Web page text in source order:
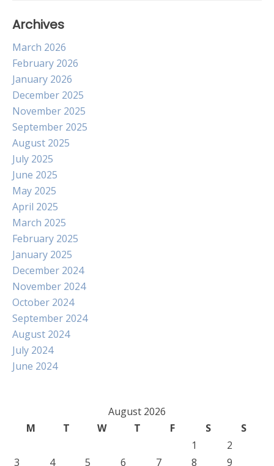
Archives
March 2026
February 2026
January 2026
December 2025
November 2025
September 2025
August 2025
July 2025
June 2025
May 2025
April 2025
March 2025
February 2025
January 2025
December 2024
November 2024
October 2024
September 2024
August 2024
July 2024
June 2024
August 2026
M
T W T F S
S
1
2
3
4 5 6 7 8 9